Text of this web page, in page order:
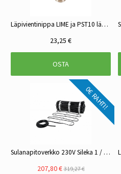
Läpivientinippa LIME ja PST10 lämmityskaapeleille
23,25 €
OSTA
0€ RAHTI!
Sulanapitoverkko 230V Sileka 1 / 2m² / 0,6kw
207,80 € 319,27 €